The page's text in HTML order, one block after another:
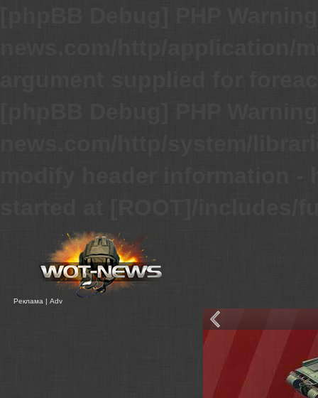
Реклама | Adv